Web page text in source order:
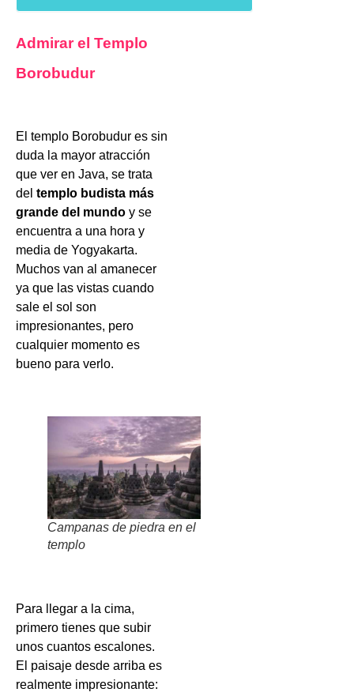
Admirar el Templo
Borobudur
El templo Borobudur es sin
duda la mayor atracción
que ver en Java, se trata
del templo budista más
grande del mundo y se
encuentra a una hora y
media de Yogyakarta.
Muchos van al amanecer
ya que las vistas cuando
sale el sol son
impresionantes, pero
cualquier momento es
bueno para verlo.
Campanas de piedra en el
templo
Para llegar a la cima,
primero tienes que subir
unos cuantos escalones.
El paisaje desde arriba es
realmente impresionante: